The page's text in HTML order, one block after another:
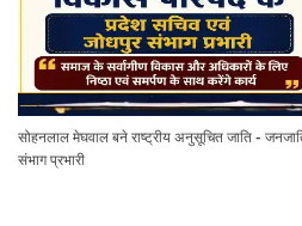
सोहनलाल मेघवाल बने राष्ट्रीय अनुसूचित जाति -
संभाग प्रभारी